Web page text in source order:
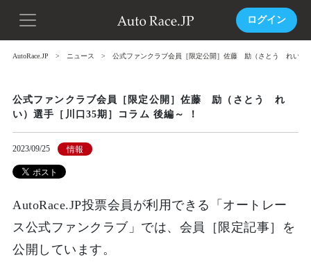
ログイン
AutoRace.JP ニュース 公式ファンクラブ会員［限定公開］佐藤 励（さとう れい）
公式ファンクラブ会員［限定公開］佐藤 励（さとう れ
い）選手［川口35期］コラム 後編～ ！
2023/09/25 情報
AutoRace.JP投票会員が利用できる「オートレー
ス公式ファンクラブ」では、会員［限定記事］を
公開しています。